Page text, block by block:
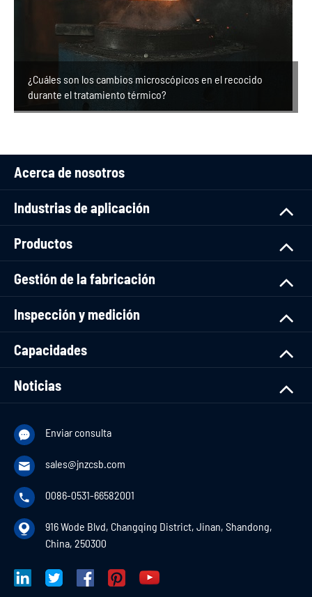
¿Cuáles son los cambios microscópicos en el recocido
durante el tratamiento térmico?
Acerca de nosotros
Industrias de aplicación
Productos
Gestión de la fabricación
Inspección y medición
Capacidades
Noticias
 Enviar consulta
 sales@jnzcsb.com
 0086-0531-66582001

916 Wode Blvd, Changqing District, Jinan, Shandong,
China, 250300